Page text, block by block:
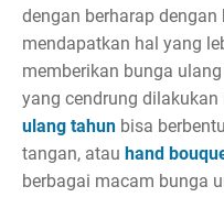
dengan berharap
mendapatkan hal yang
memberikan bunga
yang cendrung
ulang tahun bisa
tangan, atau hand
berbagai macam bunga